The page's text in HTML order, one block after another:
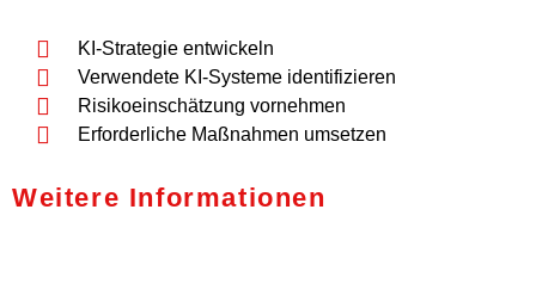
KI-Strategie entwickeln
Verwendete KI-Systeme identifizieren
Risikoeinschätzung vornehmen
Erforderliche Maßnahmen umsetzen
Weitere Informationen